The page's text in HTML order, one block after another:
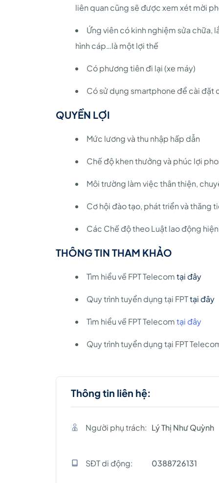
liên quan cũng sẽ được xem xét mời
Ứng viên có kinh nghiệm sửa chữa,
hình cáp…là một lợi thế
Có phương tiên đi lại (xe máy)
Có sử dụng smartphone để cài
QUYỀN LỢI
Mức lương và thu nhập hấp dẫn
Chế độ khen thưởng và phúc lợi
Môi trường làm việc thân thiện,
Cơ hội đào tạo, phát triển và thăng
Các Chế độ theo Luật lao động
THÔNG TIN THAM KHẢO
Tìm hiểu về FPT Telecomtại đây
Quy trình tuyển dụng tại FPTtại đây
Tìm hiểu về FPT Telecomtại đây
Quy trình tuyển dụng tại FPT
Thông tin liên hệ:
Người phụ trách: Lý Thị Như Quỳnh
SĐT di động: 0388726131